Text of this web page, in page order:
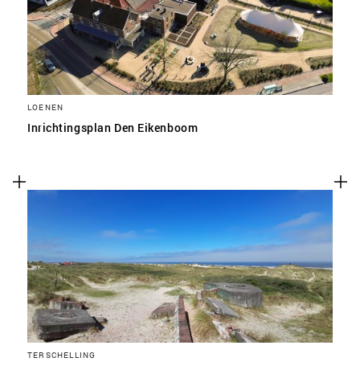
LOENEN
Inrichtingsplan Den Eikenboom
TERSCHELLING